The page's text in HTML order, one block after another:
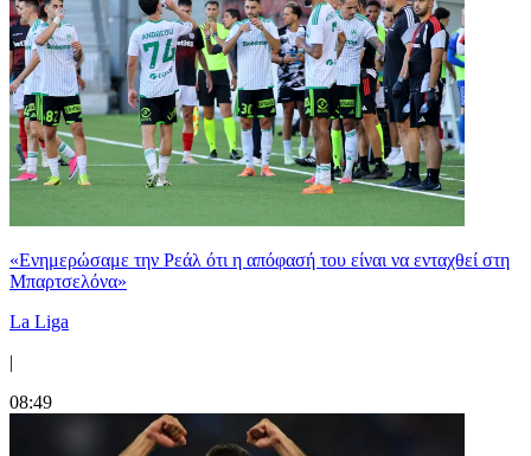
«Ενημερώσαμε την Ρεάλ ότι η απόφασή του είναι να ενταχθεί στη
Μπαρτσελόνα»
La Liga
|
08:49